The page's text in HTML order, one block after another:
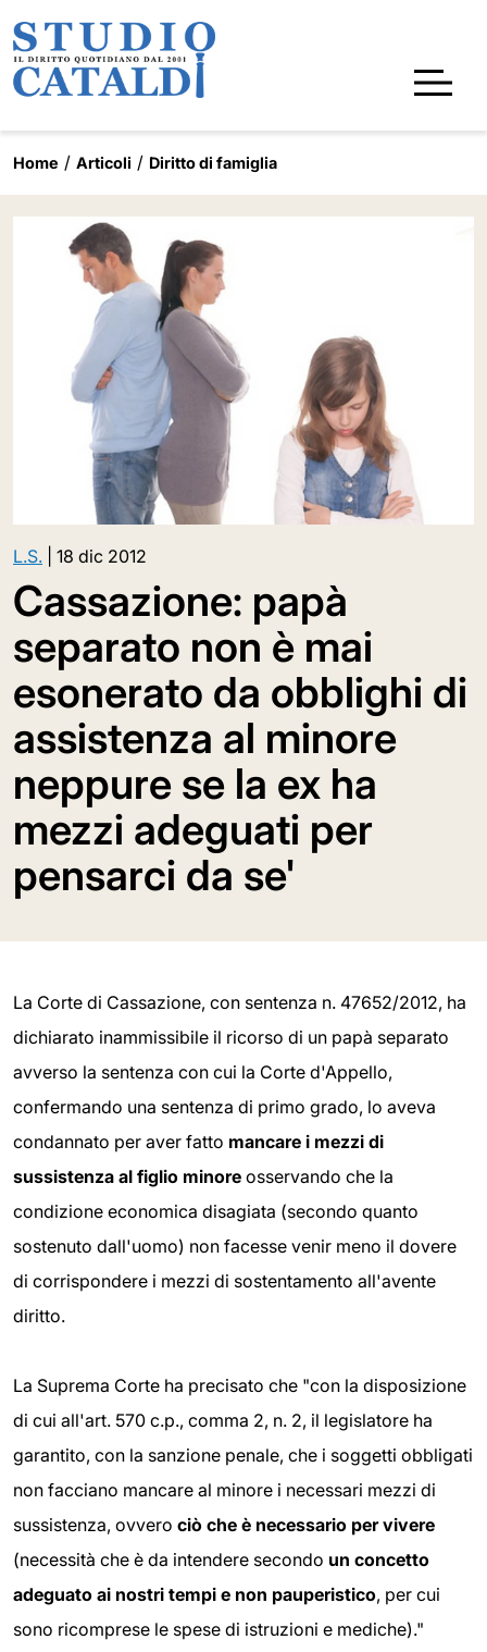
Home Articoli Diritto di famiglia
L.S. 18 dic 2012
Cassazione: papà
separato non è mai
esonerato da obblighi di
assistenza al minore
neppure se la ex ha
mezzi adeguati per
pensarci da se'
La Corte di Cassazione, con sentenza n. 47652/2012, ha
dichiarato inammissibile il ricorso di un papà separato
avverso la sentenza con cui la Corte d'Appello,
confermando una sentenza di primo grado, lo aveva
condannato per aver fatto mancare i mezzi di
sussistenza al figlio minore osservando che la
condizione economica disagiata (secondo quanto
sostenuto dall'uomo) non facesse venir meno il dovere
di corrispondere i mezzi di sostentamento all'avente
diritto.
La Suprema Corte ha precisato che "con la disposizione
di cui all'art. 570 c.p., comma 2, n. 2, il legislatore ha
garantito, con la sanzione penale, che i soggetti obbligati
non facciano mancare al minore i necessari mezzi di
sussistenza, ovvero ciò che è necessario per vivere
(necessità che è da intendere secondo un concetto
adeguato ai nostri tempi e non pauperistico, per cui
sono ricomprese le spese di istruzioni e mediche)."